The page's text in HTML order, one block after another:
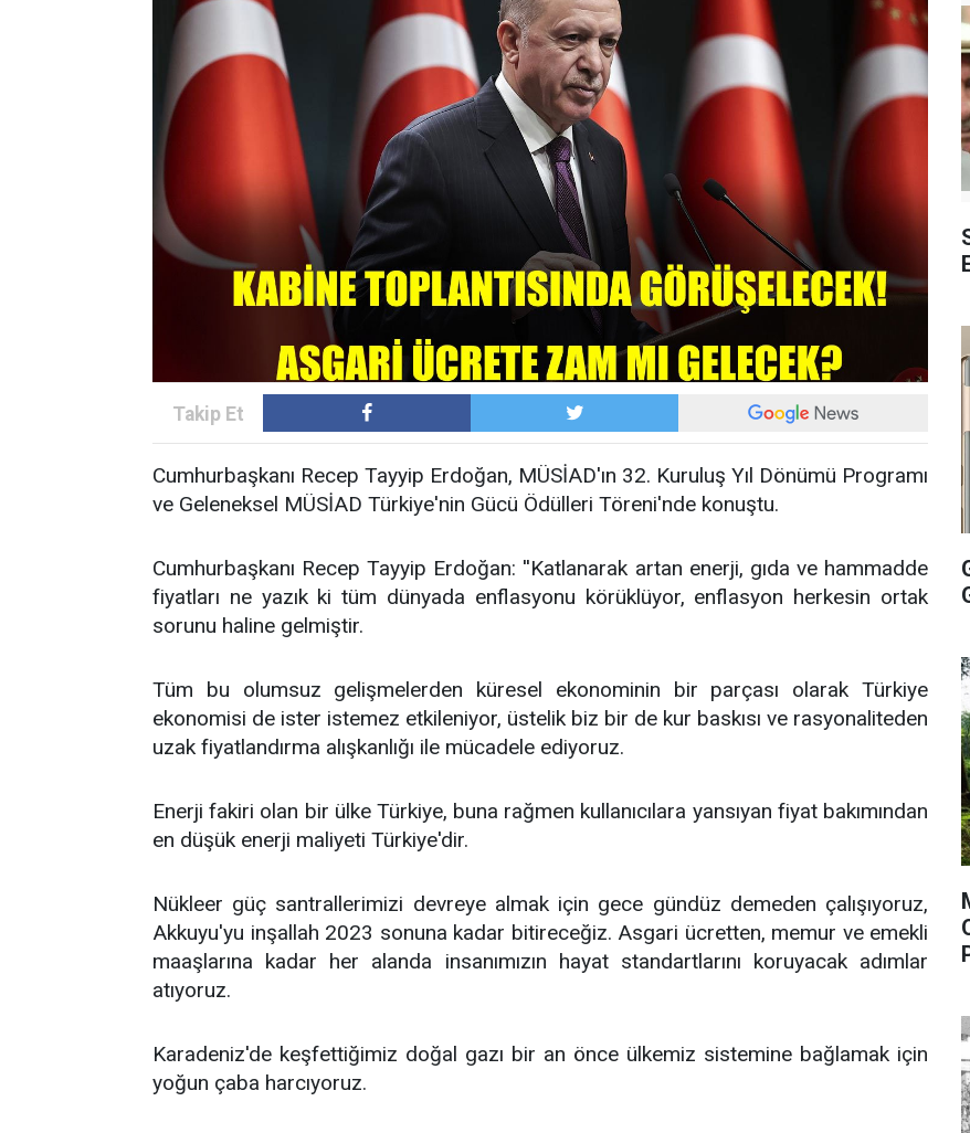
Cumhurbaşkanı Recep Tayyip Erdoğan, MÜSİAD'ın 32. Kuruluş Yıl Dönümü Programı
ve Geleneksel MÜSİAD Türkiye'nin Gücü Ödülleri Töreni'nde konuştu.
Cumhurbaşkanı Recep Tayyip Erdoğan: ''Katlanarak artan enerji, gıda ve hammadde
fiyatları ne yazık ki tüm dünyada enflasyonu körüklüyor, enflasyon herkesin ortak
sorunu haline gelmiştir.
Tüm bu olumsuz gelişmelerden küresel ekonominin bir parçası olarak Türkiye
ekonomisi de ister istemez etkileniyor, üstelik biz bir de kur baskısı ve rasyonaliteden
uzak fiyatlandırma alışkanlığı ile mücadele ediyoruz.
Enerji fakiri olan bir ülke Türkiye, buna rağmen kullanıcılara yansıyan fiyat bakımından
en düşük enerji maliyeti Türkiye'dir.
Nükleer güç santrallerimizi devreye almak için gece gündüz demeden çalışıyoruz,
Akkuyu'yu inşallah 2023 sonuna kadar bitireceğiz. Asgari ücretten, memur ve emekli
maaşlarına kadar her alanda insanımızın hayat standartlarını koruyacak adımlar
atıyoruz.
Karadeniz'de keşfettiğimiz doğal gazı bir an önce ülkemiz sistemine bağlamak için
yoğun çaba harcıyoruz.